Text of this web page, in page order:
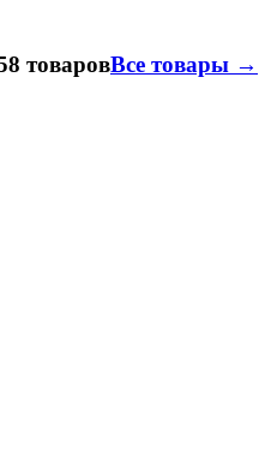
товаровВсе товары →